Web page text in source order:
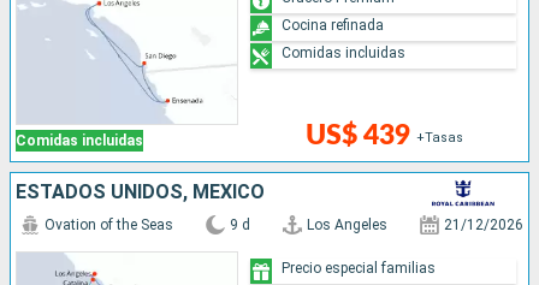
Comidas incluidas US$ 439 +Tasas
Cocina refinada
Comidas incluidas
ESTADOS UNIDOS, MÉXICO
Ovation of the Seas 9 d Los Angeles 21/12/2026
Precio especial familias